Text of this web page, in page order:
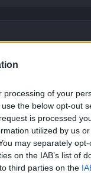
processing of your
the below opt-out
is processed
utilized by us
may separately
on the IAB’s list of
third parties on the
deins zu antworten!
auch stichhaltig,
und